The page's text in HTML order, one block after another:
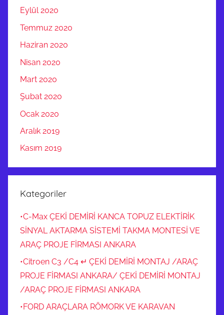
I
N
K
A
U
S
M
H
E
D
İ
S
K
0
5
Eylül 2020
Temmuz 2020
Haziran 2020
Nisan 2020
Mart 2020
Şubat 2020
Ocak 2020
Aralık 2019
Kasım 2019
Kategoriler
•C-Max ÇEKİ DEMİRİ KANCA TOPUZ ELEKTİRİK
SİNYAL AKTARMA SİSTEMİ TAKMA MONTESİ VE
ARAÇ PROJE FİRMASI ANKARA
•Citroen C3 /C4 ↵ ÇEKİ DEMİRİ MONTAJ /ARAÇ
PROJE FİRMASI ANKARA/ ÇEKİ DEMİRİ MONTAJ
/ARAÇ PROJE FİRMASI ANKARA
•FORD ARAÇLARA RÖMORK VE KARAVAN